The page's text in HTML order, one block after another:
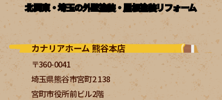
北関東・埼玉の外壁塗装・屋根塗装リフォーム
カナリアホーム 熊谷本店
〒360-0041
埼玉県熊谷市宮町2 138
宮町市役所前ビル2階